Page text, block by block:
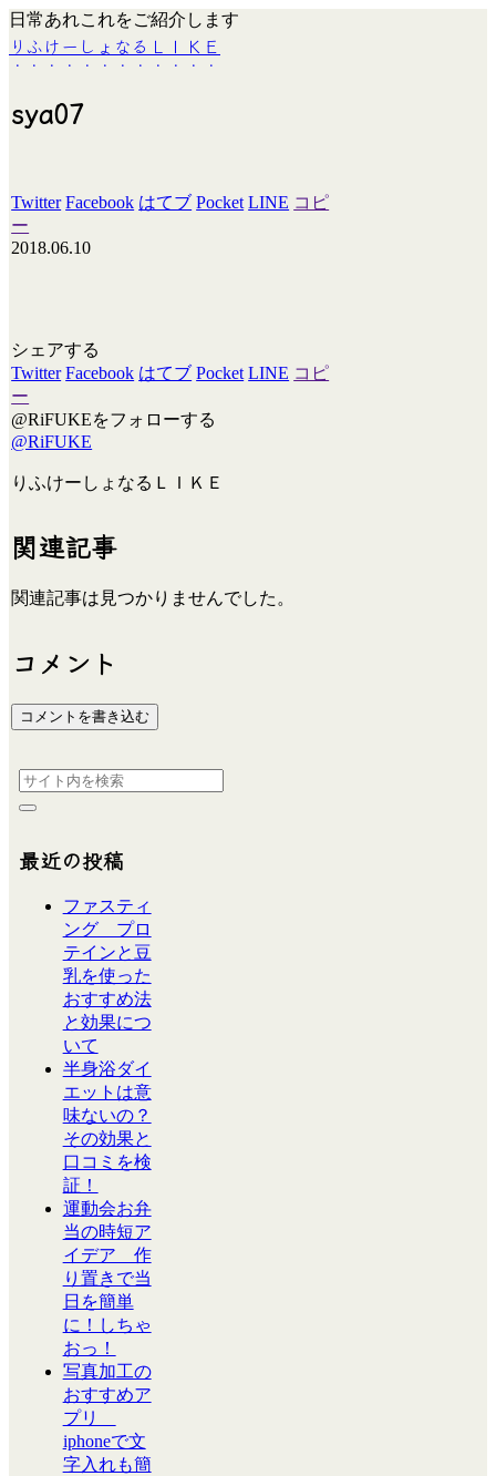
日常あれこれをご紹介します
りふけーしょなるＬＩＫＥ
sya07
Twitter Facebook はてブ Pocket LINE コピ
ー
2018.06.10
シェアする
Twitter Facebook はてブ Pocket LINE コピ
ー
@RiFUKEをフォローする
@RiFUKE
りふけーしょなるＬＩＫＥ
関連記事
関連記事は見つかりませんでした。
コメント
コメントを書き込む
最近の投稿
ファスティ
ング プロ
テインと豆
乳を使った
おすすめ法
と効果につ
いて
半身浴ダイ
エットは意
味ないの？
その効果と
口コミを検
証！
運動会お弁
当の時短ア
イデア 作
り置きで当
日を簡単
に！しちゃ
おっ！
写真加工の
おすすめア
プリ
iphoneで文
字入れも簡